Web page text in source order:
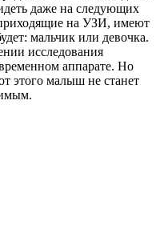
даже на следующих
на УЗИ, имеют
мальчик или девочка.
исследования
аппарате. Но
этого малыш не станет